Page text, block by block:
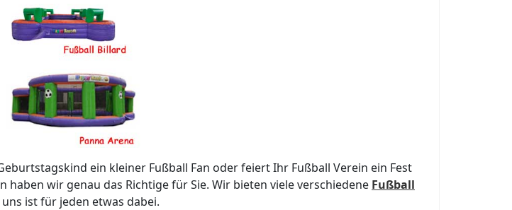
ein kleiner Fußball Fan oder feiert Ihr Fußball Verein ein Fest
wir genau das Richtige für Sie. Wir bieten viele verschiedene Fußball
ist für jeden etwas dabei.